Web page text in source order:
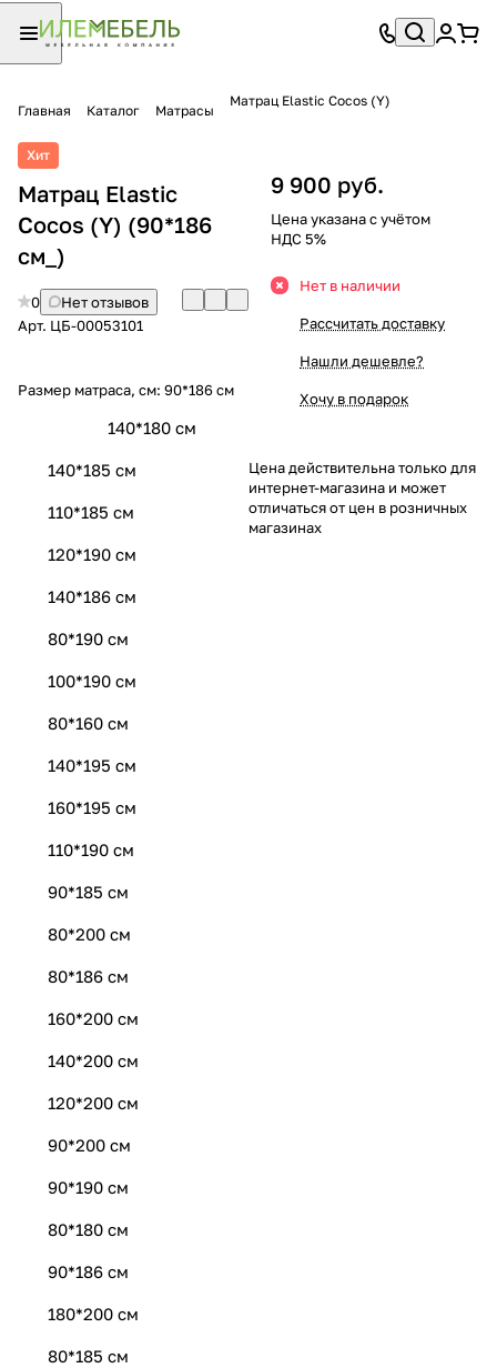
Главная Каталог Матрасы
Матрац Elastic Cocos (Y)
Хит
Матрац Elastic
Cocos (Y) (90*186
см_)
0
Нет отзывов
Арт. ЦБ-00053101
Размер матраса, см: 90*186 см
140*180 см
140*185 см
110*185 см
120*190 см
140*186 см
80*190 см
100*190 см
80*160 см
140*195 см
160*195 см
110*190 см
90*185 см
80*200 см
80*186 см
160*200 см
140*200 см
120*200 см
90*200 см
90*190 см
80*180 см
90*186 см
180*200 см
80*185 см
9 900 руб.
Цена указана с учётом
НДС 5%
Нет в наличии
Рассчитать доставку
Нашли дешевле?
Хочу в подарок
Цена действительна только для
интернет-магазина и может
отличаться от цен в розничных
магазинах